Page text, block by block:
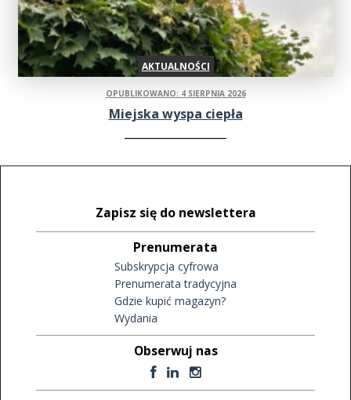
AKTUALNOŚCI
OPUBLIKOWANO: 4 SIERPNIA 2026
Miejska wyspa ciepła
Zapisz się do newslettera
Prenumerata
Subskrypcja cyfrowa
Prenumerata tradycyjna
Gdzie kupić magazyn?
Wydania
Obserwuj nas